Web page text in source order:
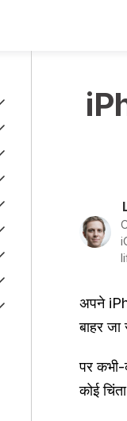
अपने
बाहर
पर
कोई